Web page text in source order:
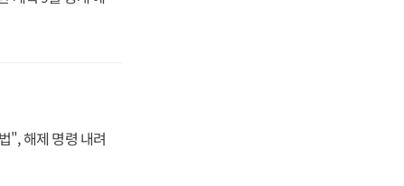
", 해제 명령 내려